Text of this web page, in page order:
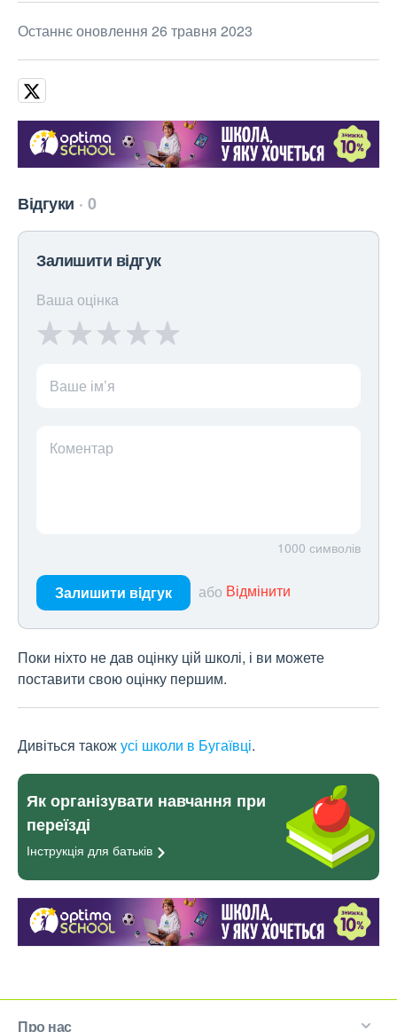
Останнє оновлення 26 травня 2023
Відгуки 0
Залишити відгук
Ваша оцінка
Ваше ім’я
Коментар
1000 символів
Залишити відгук або Відмінити
Поки ніхто не дав оцінку цій школі, і ви можете
поставити свою оцінку першим.
Дивіться такожусі школи в Бугаївці.
Як організувати навчання при
переїзді
Інструкція для батьків
Про нас